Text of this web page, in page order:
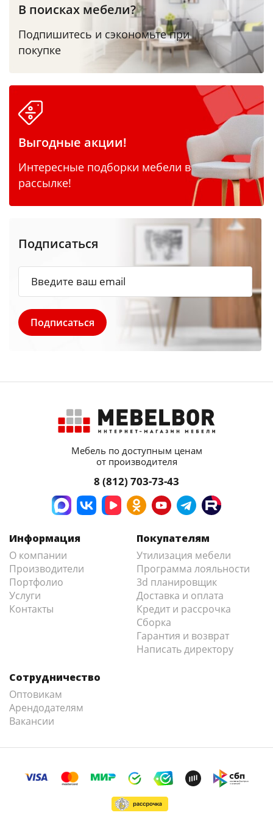
В поисках мебели?
Подпишитесь и сэкономьте при
покупке
Выгодные акции!
Интересные подборки мебели в
рассылке!
Подписаться
Мебель по доступным ценам
от производителя
8 (812) 703-73-43
Информация
О компании
Производители
Портфолио
Услуги
Контакты
Покупателям
Утилизация мебели
Программа лояльности
3d планировщик
Доставка и оплата
Кредит и рассрочка
Сборка
Гарантия и возврат
Написать директору
Сотрудничество
Оптовикам
Арендодателям
Вакансии